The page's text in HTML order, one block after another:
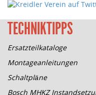
TECHNIKTIPPS
Ersatzteilkataloge
Montageanleitungen
Schaltpläne
Bosch MHKZ